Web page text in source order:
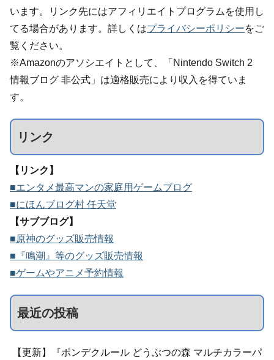
います。リンク先にはアフィリエイトプログラムを使用し
てる場合があります。詳しくはプライバシーポリシーをご
覧ください。
※Amazonのアソシエイトとして、「Nintendo Switch 2
情報ブログ 非公式」は適格販売により収入を得ていま
す。
リンク
【リンク】
■エンタメ最高マンの家庭用ゲームブログ
■にほんブログ村 任天堂
【サブブログ】
■原神のグッズ販売情報
■『鳴潮』等のグッズ販売情報
■ゲームやアニメ予約情報
最近の投稿
【更新】『ポンデクルール どうぶつの森 マルチカラーパ